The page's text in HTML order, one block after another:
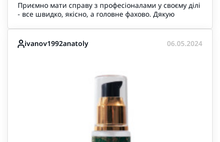
Приємно мати справу з професіоналами у своєму ділі
- все швидко, якісно, а головне фахово. Дякую
ivanov1992anatoly 06.05.2024